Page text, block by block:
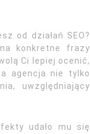
od działań SEO?
konkretne frazy
Ci lepiej ocenić,
agencja nie tylko
uwzględniający
udało mu się